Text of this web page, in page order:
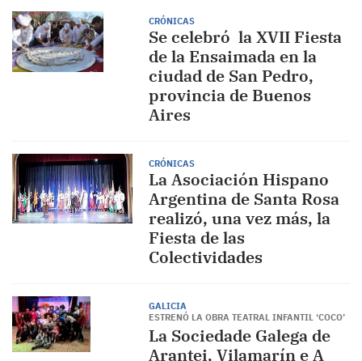
CRÓNICAS
Se celebró la XVII Fiesta
de la Ensaimada en la
ciudad de San Pedro,
provincia de Buenos
Aires
CRÓNICAS
La Asociación Hispano
Argentina de Santa Rosa
realizó, una vez más, la
Fiesta de las
Colectividades
GALICIA
ESTRENÓ LA OBRA TEATRAL INFANTIL ‘COCO’
La Sociedade Galega de
Arantei, Vilamarín e A